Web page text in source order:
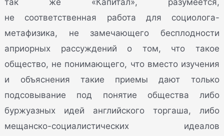
так же «Капитал», разумеется,
не соответственная работа для социолога-
метафизика, не замечающего бесплодности
априорных рассуждений о том, что такое
общество, не понимающего, что вместо изучения
и объяснения такие приемы дают только
подсовывание под понятие общества либо
буржуазных идей английского торгаша, либо
мещанско-социалистических идеалов